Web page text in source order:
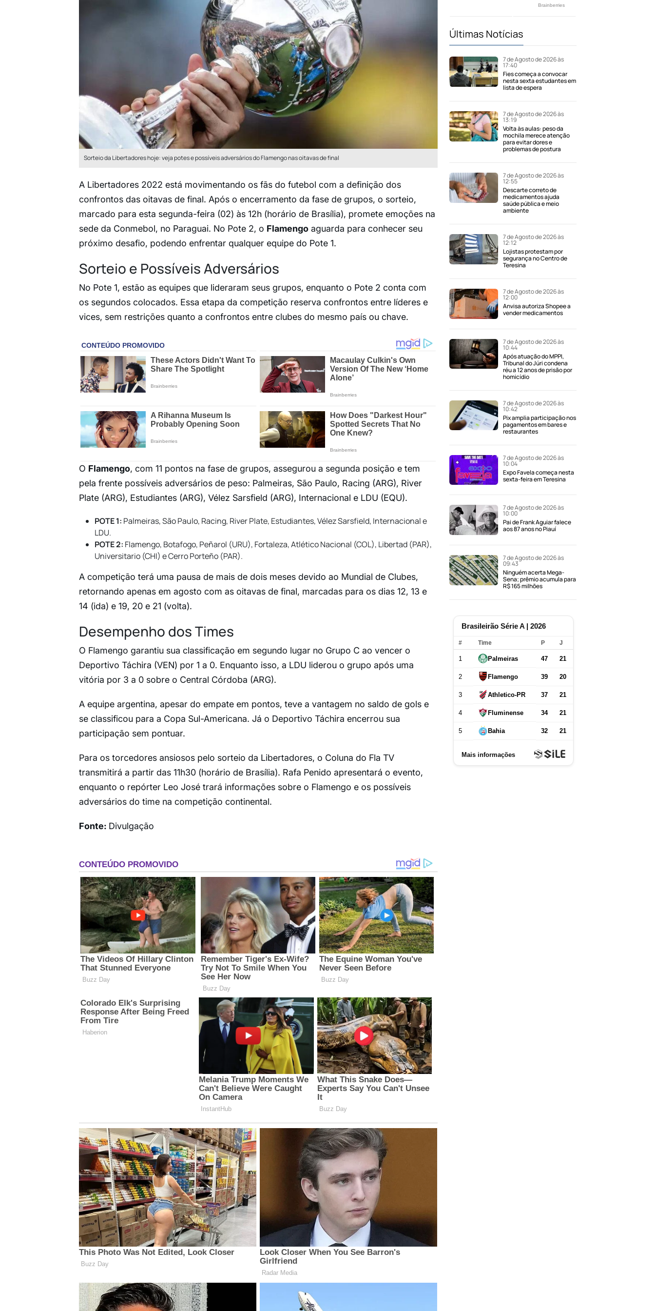
Sorteio da Libertadores hoje: veja potes e possíveis adversários do Flamengo nas oitavas de final
A Libertadores 2022 está movimentando os fãs do futebol com a definição dos
confrontos das oitavas de final. Após o encerramento da fase de grupos, o sorteio,
marcado para esta segunda-feira (02) às 12h (horário de Brasília), promete emoções na
sede da Conmebol, no Paraguai. No Pote 2, o Flamengoaguarda para conhecer seu
próximo desafio, podendo enfrentar qualquer equipe do Pote 1.
Sorteio e Possíveis Adversários
No Pote 1, estão as equipes que lideraram seus grupos, enquanto o Pote 2 conta com
os segundos colocados. Essa etapa da competição reserva confrontos entre líderes e
vices, sem restrições quanto a confrontos entre clubes do mesmo país ou chave.
O Flamengo, com 11 pontos na fase de grupos, assegurou a segunda posição e tem
pela frente possíveis adversários de peso: Palmeiras, São Paulo, Racing (ARG), River
Plate (ARG), Estudiantes (ARG), Vélez Sarsfield (ARG), Internacional e LDU (EQU).
POTE 1: Palmeiras, São Paulo, Racing, River Plate, Estudiantes, Vélez Sarsfield, Internacional e
LDU.
POTE 2: Flamengo, Botafogo, Peñarol (URU), Fortaleza, Atlético Nacional (COL), Libertad (PAR),
Universitario (CHI) e Cerro Porteño (PAR).
A competição terá uma pausa de mais de dois meses devido ao Mundial de Clubes,
retornando apenas em agosto com as oitavas de final, marcadas para os dias 12, 13 e
14 (ida) e 19, 20 e 21 (volta).
Desempenho dos Times
O Flamengo garantiu sua classificação em segundo lugar no Grupo C ao vencer o
Deportivo Táchira (VEN) por 1 a 0. Enquanto isso, a LDU liderou o grupo após uma
vitória por 3 a 0 sobre o Central Córdoba (ARG).
A equipe argentina, apesar do empate em pontos, teve a vantagem no saldo de gols e
se classificou para a Copa Sul-Americana. Já o Deportivo Táchira encerrou sua
participação sem pontuar.
Para os torcedores ansiosos pelo sorteio da Libertadores, o Coluna do Fla TV
transmitirá a partir das 11h30 (horário de Brasília). Rafa Penido apresentará o evento,
enquanto o repórter Leo José trará informações sobre o Flamengo e os possíveis
adversários do time na competição continental.
Fonte: Divulgação
Últimas Notícias
7 de Agosto de 2026 às
17:40
Fies começa a convocar
nesta sexta estudantes em
lista de espera
7 de Agosto de 2026 às
13:19
Volta às aulas: peso da
mochila merece atenção
para evitar dores e
problemas de postura
7 de Agosto de 2026 às
12:55
Descarte correto de
medicamentos ajuda
saúde pública e meio
ambiente
7 de Agosto de 2026 às
12:12
Lojistas protestam por
segurança no Centro de
Teresina
7 de Agosto de 2026 às
12:00
Anvisa autoriza Shopee a
vender medicamentos
7 de Agosto de 2026 às
10:44
Após atuação do MPPI,
Tribunal do Júri condena
réu a 12 anos de prisão por
homicídio
7 de Agosto de 2026 às
10:42
Pix amplia participação nos
pagamentos em bares e
restaurantes
7 de Agosto de 2026 às
10:04
Expo Favela começa nesta
sexta-feira em Teresina
7 de Agosto de 2026 às
10:00
Pai de Frank Aguiar falece
aos 87 anos no Piauí
7 de Agosto de 2026 às
09:43
Ninguém acerta Mega-
Sena; prêmio acumula para
R$ 165 milhões